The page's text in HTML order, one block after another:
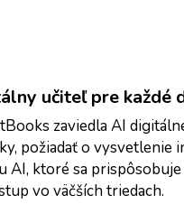
učiteľ pre každé
zaviedla AI
požiadať o
AI, ktoré sa
vo väčších triedach.